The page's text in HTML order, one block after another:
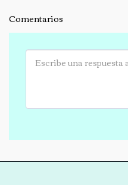
Comentarios